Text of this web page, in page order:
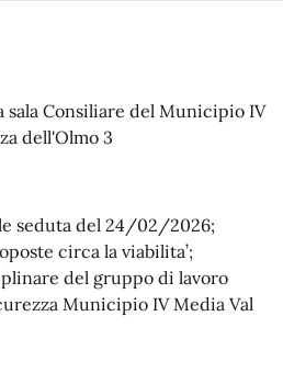
sala Consiliare del Municipio IV
dell'Olmo 3
seduta del 24/02/2026;
circa la viabilita’;
del gruppo di lavoro
Municipio IV Media Val